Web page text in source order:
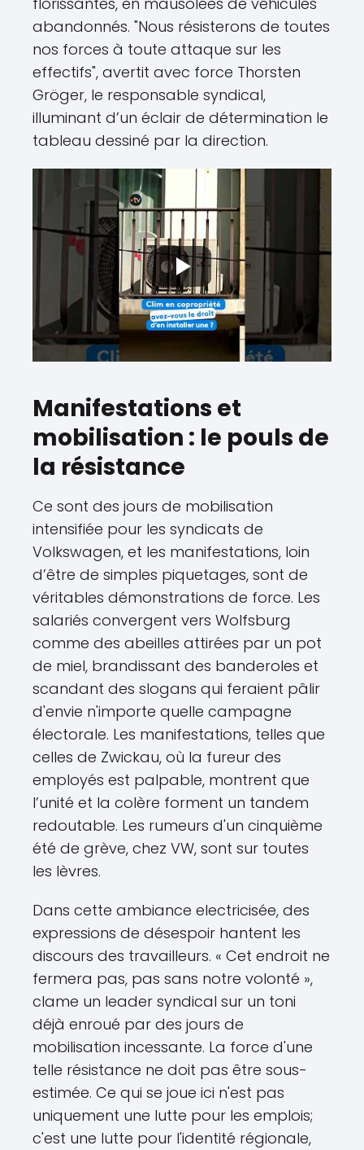
abandonnés. "Nous résisterons de toutes
nos forces à toute attaque sur les
effectifs", avertit avec force Thorsten
Gröger, le responsable syndical,
illuminant d’un éclair de détermination le
tableau dessiné par la direction.
Manifestations et
mobilisation : le pouls de
la résistance
Ce sont des jours de mobilisation
intensifiée pour les syndicats de
Volkswagen, et les manifestations, loin
d’être de simples piquetages, sont de
véritables démonstrations de force. Les
salariés convergent vers Wolfsburg
comme des abeilles attirées par un pot
de miel, brandissant des banderoles et
scandant des slogans qui feraient pâlir
d'envie n'importe quelle campagne
électorale. Les manifestations, telles que
celles de Zwickau, où la fureur des
employés est palpable, montrent que
l’unité et la colère forment un tandem
redoutable. Les rumeurs d'un cinquième
été de grève, chez VW, sont sur toutes
les lèvres.
Dans cette ambiance electricisée, des
expressions de désespoir hantent les
discours des travailleurs. « Cet endroit ne
fermera pas, pas sans notre volonté »,
clame un leader syndical sur un toni
déjà enroué par des jours de
mobilisation incessante. La force d'une
telle résistance ne doit pas être sous-
estimée. Ce qui se joue ici n'est pas
uniquement une lutte pour les emplois;
c'est une lutte pour l'identité régionale,